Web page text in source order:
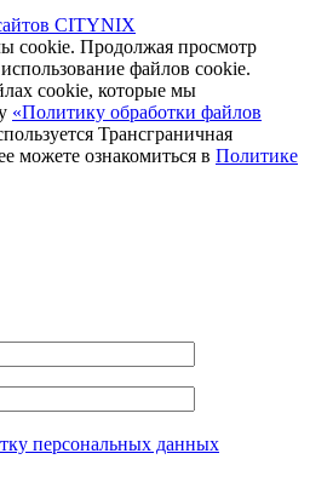
CITYNIX
cookie. Продолжая просмотр
файлов cookie.
cookie, которые мы
«Политику обработки файлов
Трансграничная
можете ознакомиться в Политике
персональных данных